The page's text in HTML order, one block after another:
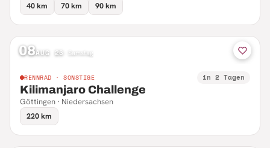
40 km
70 km 90 km
08AUG 26 Samstag
RENNRAD · SONSTIGE in 2 Tagen
Kilimanjaro Challenge
Göttingen · Niedersachsen
220 km